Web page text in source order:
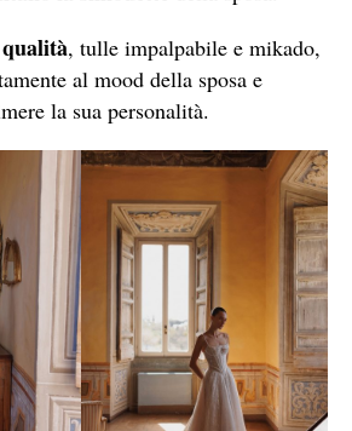
, tulle impalpabile e mikado,
al mood della sposa e
la sua personalità.